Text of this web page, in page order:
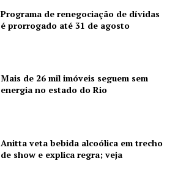
Programa de renegociação de dívidas
é prorrogado até 31 de agosto
Mais de 26 mil imóveis seguem sem
energia no estado do Rio
Anitta veta bebida alcoólica em trecho
de show e explica regra; veja